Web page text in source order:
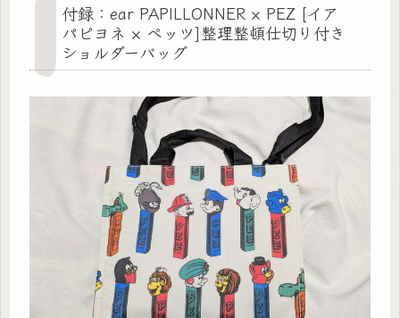
付録：ear PAPILLONNER × PEZ [イア
パピヨネ × ペッツ]整理整頓仕切り付き
ショルダーバッグ